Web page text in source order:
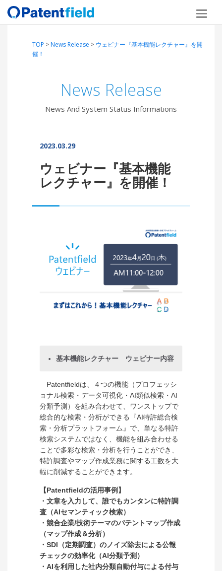
TOP >News Release > ウェビナー『基本機能レクチャー』を開
催！
News Release
News And System Status Informations
2023.03.29
ウェビナー『基本機能
レクチャー』を開催！
基本機能レクチャー ウェビナー内容
Patentfieldは、４つの機能（プロフェッシ
ョナル検索・データ可視化・AI類似検索・AI
分類予測）を組み合わせて、ワンストップで
総合的な検索・分析ができる『AI特許総合検
索・分析プラットフォーム』で、単なる特許
検索システムではなく、機能を組み合わせる
ことで多彩な検索・分析を行うことができ、
特許調査やマップ作成業務に関する工数を大
幅に削減することができます。
【Patentfieldの活用事例】
・文章を入力して、誰でもカンタンに特許調
査（AIセマンティック検索）
・競合企業/技術テーマのパテントマップ作成
（マップ作成＆分析）
・SDI（定期調査）のノイズ除去による公報
チェックの効率化（AI分類予測）
・AIを利用した社内分類自動付与による付与